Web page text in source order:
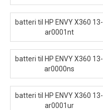
batteri til HP ENVY X360 13-
ar0001nt
batteri til HP ENVY X360 13-
ar0000ns
batteri til HP ENVY X360 13-
ar0001ur